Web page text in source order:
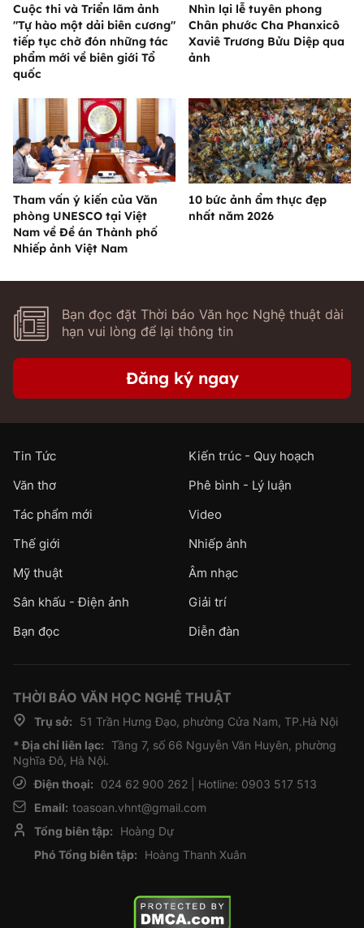
Cuộc thi và Triển lãm ảnh
"Tự hào một dải biên cương"
tiếp tục chờ đón những tác
phẩm mới về biên giới Tổ
quốc
Nhìn lại lễ tuyên phong
Chân phước Cha Phanxicô
Xaviê Trương Bửu Diệp qua
ảnh
Tham vấn ý kiến của Văn
phòng UNESCO tại Việt
Nam về Đề án Thành phố
Nhiếp ảnh Việt Nam
10 bức ảnh ẩm thực đẹp
nhất năm 2026
Bạn đọc đặt Thời báo Văn học Nghệ thuật dài
hạn vui lòng để lại thông tin
Đăng ký ngay
Tin Tức
Kiến trúc - Quy hoạch
Văn thơ
Phê bình - Lý luận
Tác phẩm mới
Video
Thế giới
Nhiếp ảnh
Mỹ thuật
Âm nhạc
Sân khấu - Điện ảnh
Giải trí
Bạn đọc
Diễn đàn
THỜI BÁO VĂN HỌC NGHỆ THUẬT
Trụ sở:
51 Trần Hưng Đạo, phường Cửa Nam, TP.Hà Nội
* Địa chỉ liên lạc: Tầng 7, số 66 Nguyễn Văn Huyên, phường
Nghĩa Đô, Hà Nội.
Điện thoại:
024 62 900 262 | Hotline: 0903 517 513
Email: toasoan.vhnt@gmail.com
Tổng biên tập:
Hoàng Dự
Phó Tổng biên tập:
Hoàng Thanh Xuân